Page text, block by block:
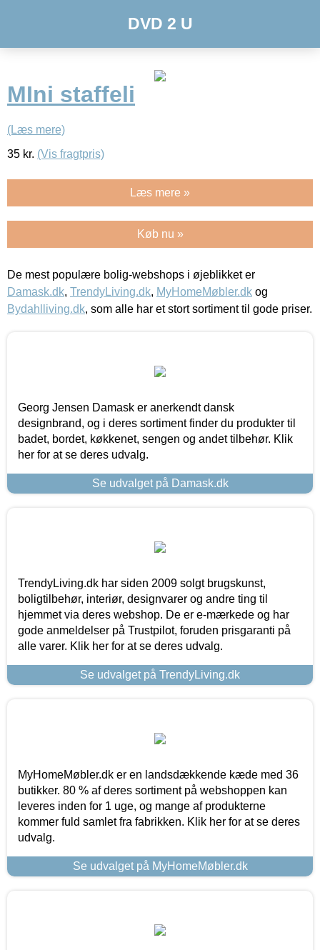
DVD 2 U
MIni staffeli
(Læs mere)
35 kr. (Vis fragtpris)
Læs mere »
Køb nu »
De mest populære bolig-webshops i øjeblikket er
Damask.dk, TrendyLiving.dk, MyHomeMøbler.dk og
Bydahlliving.dk, som alle har et stort sortiment til gode priser.
Georg Jensen Damask er anerkendt dansk
designbrand, og i deres sortiment finder du produkter til
badet, bordet, køkkenet, sengen og andet tilbehør. Klik
her for at se deres udvalg.
Se udvalget på Damask.dk
TrendyLiving.dk har siden 2009 solgt brugskunst,
boligtilbehør, interiør, designvarer og andre ting til
hjemmet via deres webshop. De er e-mærkede og har
gode anmeldelser på Trustpilot, foruden prisgaranti på
alle varer. Klik her for at se deres udvalg.
Se udvalget på TrendyLiving.dk
MyHomeMøbler.dk er en landsdækkende kæde med 36
butikker. 80 % af deres sortiment på webshoppen kan
leveres inden for 1 uge, og mange af produkterne
kommer fuld samlet fra fabrikken. Klik her for at se deres
udvalg.
Se udvalget på MyHomeMøbler.dk